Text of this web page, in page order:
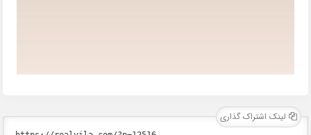
لینک اشتراک گذاری